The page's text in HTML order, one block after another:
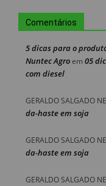
Comentários
5 dicas para o
Nuntec Agroem 05
com diesel
GERALDO SALGADO
da-haste em soja
GERALDO SALGADO
da-haste em soja
GERALDO SALGADO